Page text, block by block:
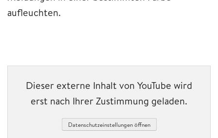
aufleuchten.
Dieser externe Inhalt von YouTube wird
erst nach Ihrer Zustimmung geladen.
Datenschutzeinstellungen öffnen